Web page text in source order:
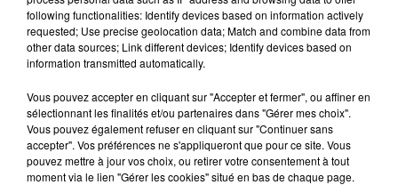
following functionalities: Identify devices based on information actively
requested; Use precise geolocation data; Match and combine data from
other data sources; Link different devices; Identify devices based on
information transmitted automatically.
Vous pouvez accepter en cliquant sur "Accepter et fermer", ou affiner en
sélectionnant les finalités et/ou partenaires dans "Gérer mes choix".
Vous pouvez également refuser en cliquant sur "Continuer sans
accepter". Vos préférences ne s'appliqueront que pour ce site. Vous
pouvez mettre à jour vos choix, ou retirer votre consentement à tout
moment via le lien "Gérer les cookies" situé en bas de chaque page.